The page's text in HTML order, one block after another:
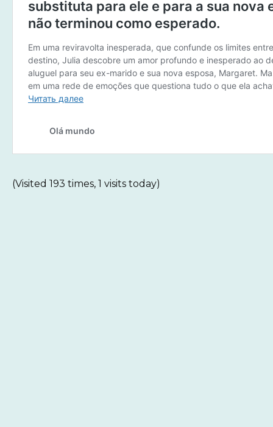
(Visited 193 times, 1 visits today)